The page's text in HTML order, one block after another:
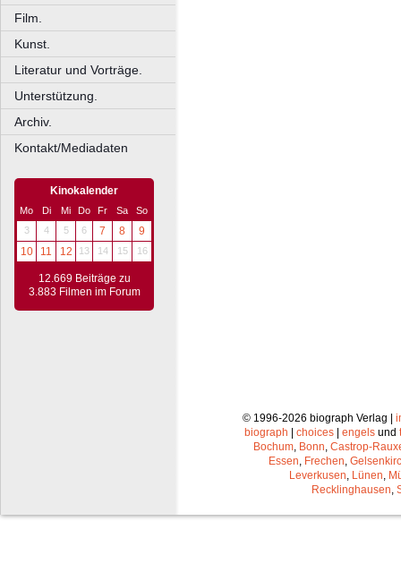
Film.
Kunst.
Literatur und Vorträge.
Unterstützung.
Archiv.
Kontakt/Mediadaten
Kinokalender
Mo Di Mi Do Fr Sa
So
3
4 5 6 7 8
9
10
11 12 13 14 15 16
12.669 Beiträge zu
3.883 Filmen im Forum
© 1996-2026 biograph Verlag |
biograph
choices engels und
Bochum, Bonn, Castrop-
Essen, Frechen,
Leverkusen, Lünen,
Recklinghausen,